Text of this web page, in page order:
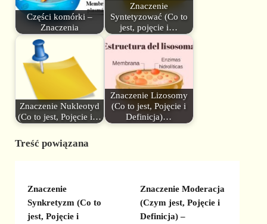
Części komórki –
Znaczenia
Znaczenie
Syntetyzować (Co to
jest, pojęcie i…
Znaczenie Nukleotyd
(Co to jest, Pojęcie i…
Znaczenie Lizosomy
(Co to jest, Pojęcie i
Definicja)…
Treść powiązana
Znaczenie
Synkretyzm (Co to
jest, Pojęcie i
Znaczenie Moderacja
(Czym jest, Pojęcie i
Definicja) –